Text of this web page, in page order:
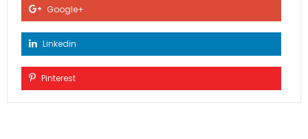
Google+
Linkedin
Pinterest